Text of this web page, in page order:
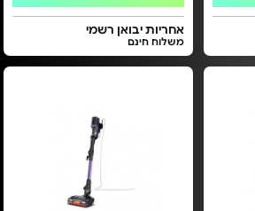
אחריות יבואן רשמי
משלוח חינם